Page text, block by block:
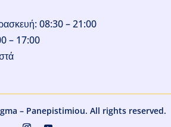
08:30 – 21:00
– 17:00
– Panepistimiou. All rights reserved.